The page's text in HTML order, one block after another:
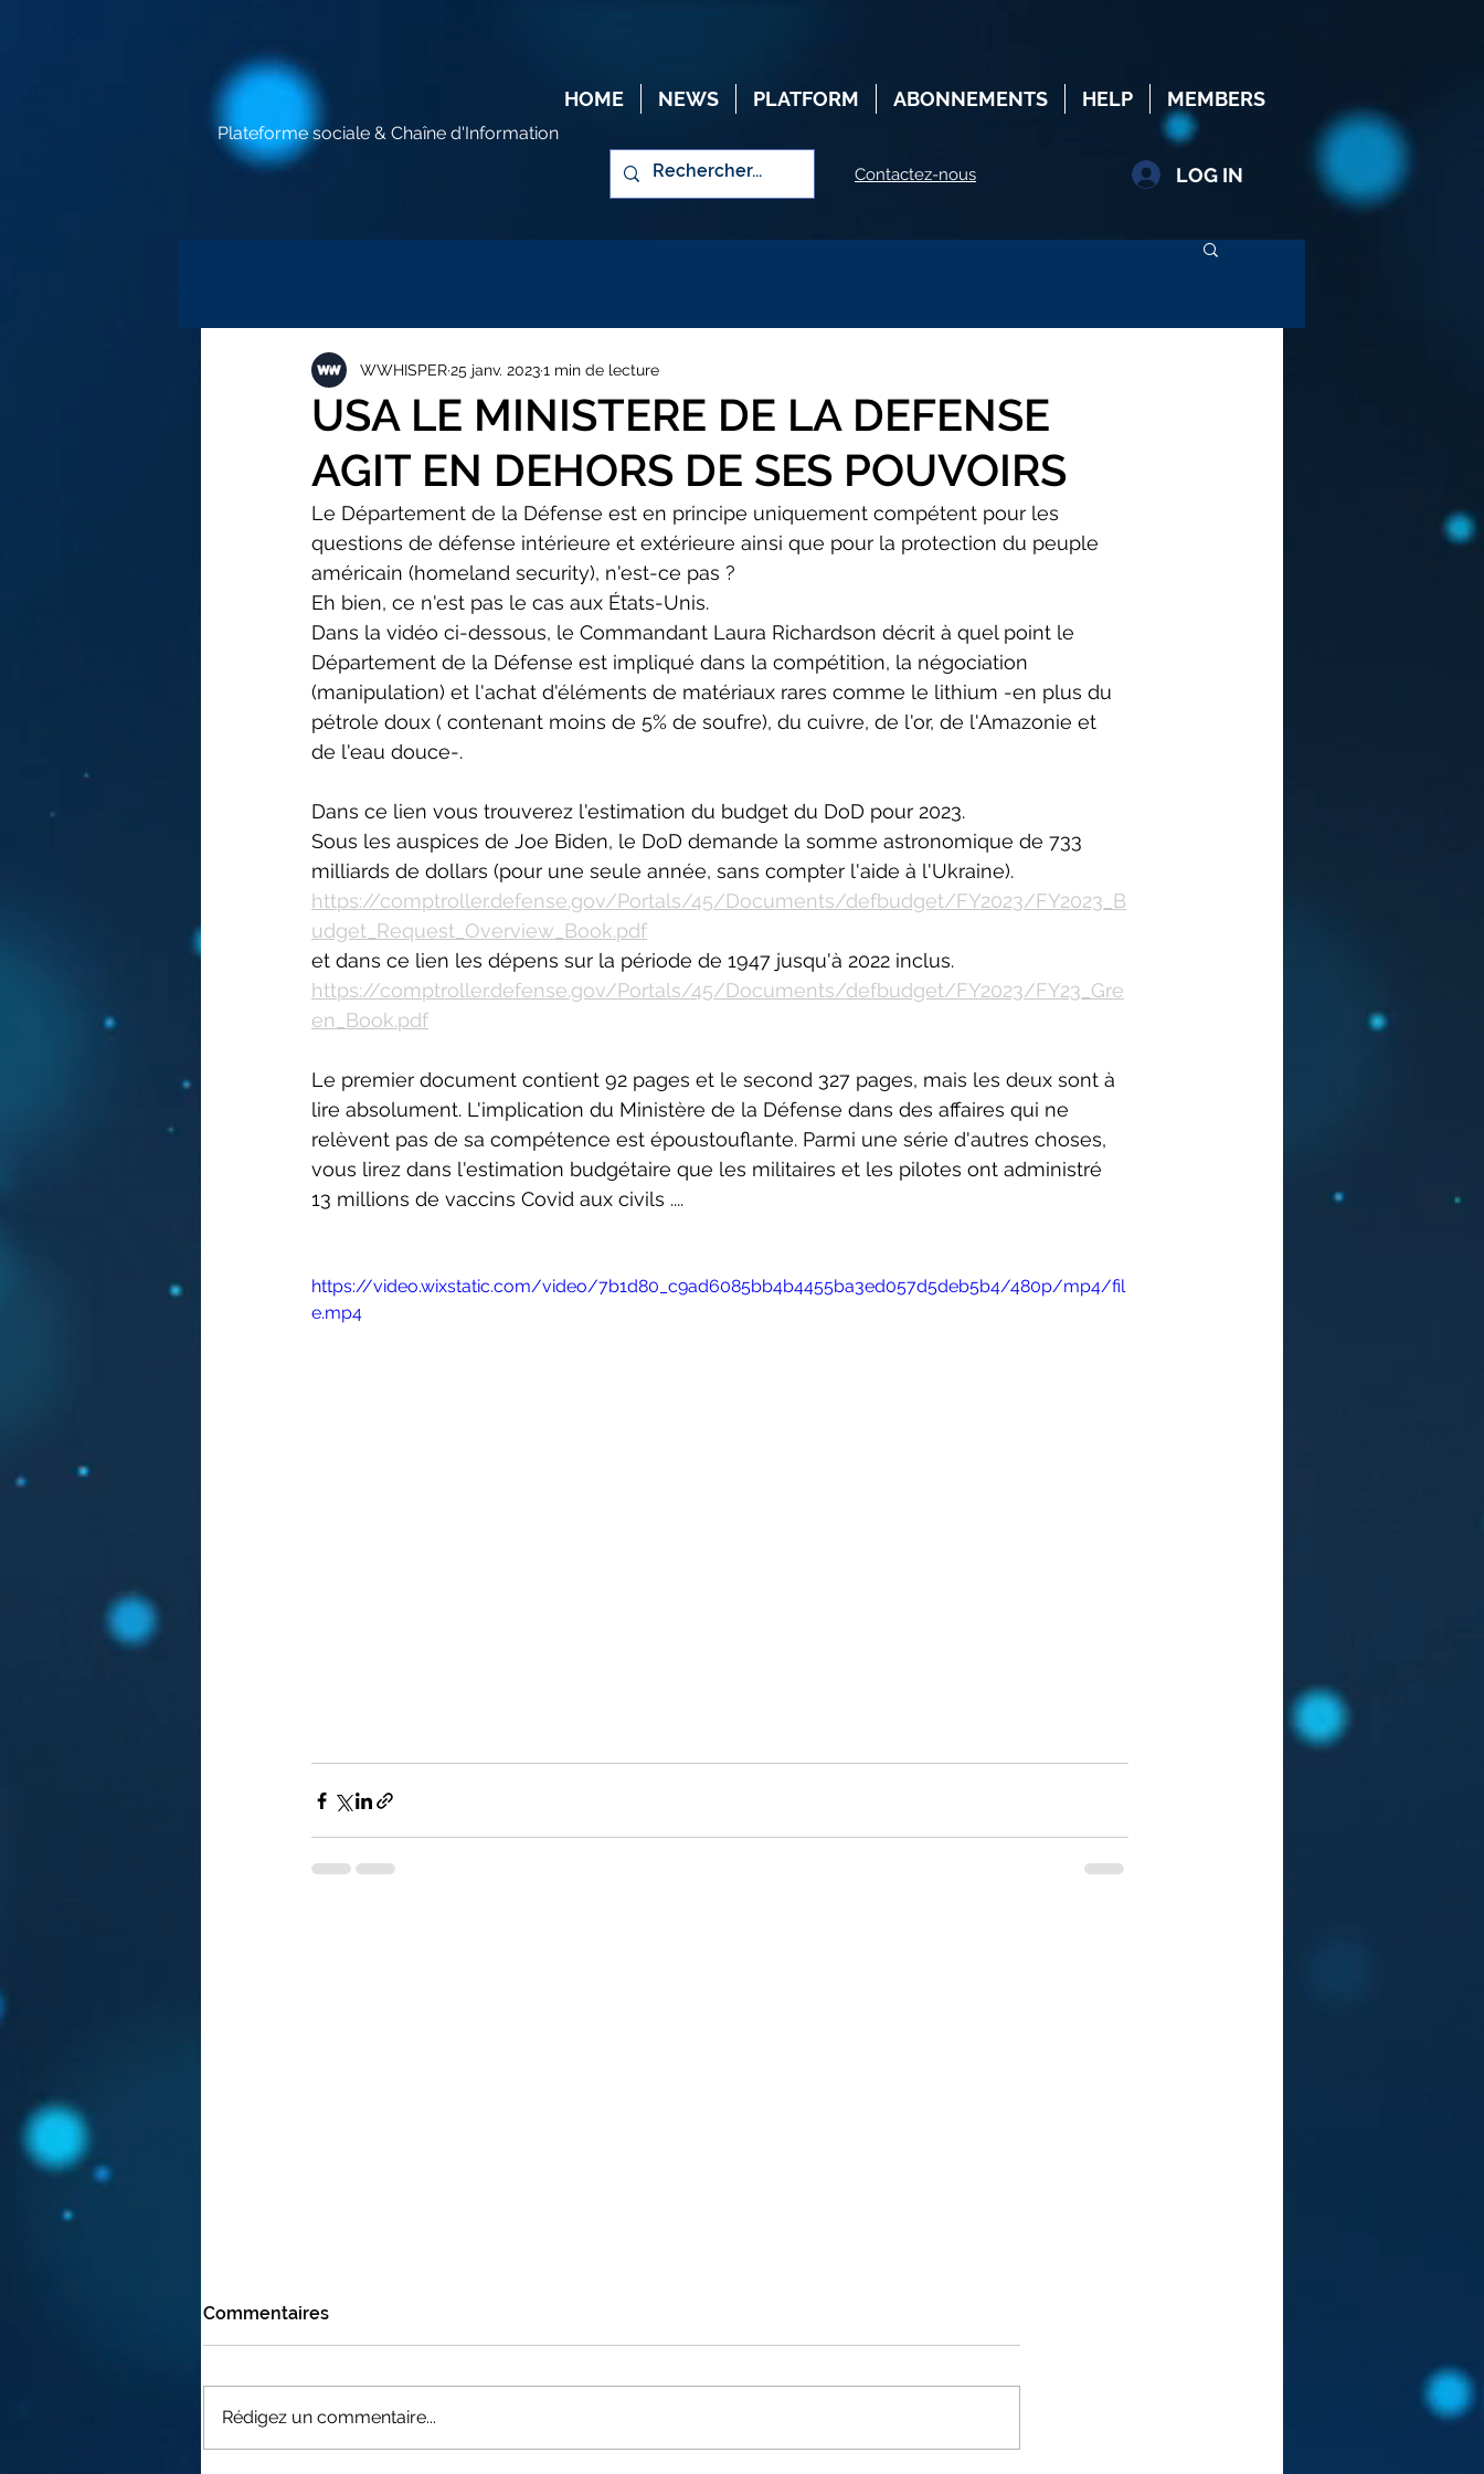
HOME NEWS PLATFORM ABONNEMENTS HELP MEMBERS
Plateforme sociale & Chaîne d'Information
Contactez-nous LOG IN
USA LE MINISTERE DE LA DEFENSE
AGIT EN DEHORS DE SES POUVOIRS
WWHISPER25 janv. 20231 min de lecture
Le Département de la Défense est en principe uniquement compétent pour les
questions de défense intérieure et extérieure ainsi que pour la protection du peuple
américain (homeland security), n'est-ce pas ?
Eh bien, ce n'est pas le cas aux États-Unis.
Dans la vidéo ci-dessous, le Commandant Laura Richardson décrit à quel point le
Département de la Défense est impliqué dans la compétition, la négociation
(manipulation) et l'achat d'éléments de matériaux rares comme le lithium -en plus du
pétrole doux ( contenant moins de 5% de soufre), du cuivre, de l'or, de l'Amazonie et
de l'eau douce-.
Dans ce lien vous trouverez l'estimation du budget du DoD pour 2023.
Sous les auspices de Joe Biden, le DoD demande la somme astronomique de 733
milliards de dollars (pour une seule année, sans compter l'aide à l'Ukraine).
https://comptroller.defense.gov/Portals/45/Documents/defbudget/FY2023/FY2023_B
udget_Request_Overview_Book.pdf
et dans ce lien les dépens sur la période de 1947 jusqu'à 2022 inclus.
https://comptroller.defense.gov/Portals/45/Documents/defbudget/FY2023/FY23_Gre
en_Book.pdf
Le premier document contient 92 pages et le second 327 pages, mais les deux sont à
lire absolument. L'implication du Ministère de la Défense dans des affaires qui ne
relèvent pas de sa compétence est époustouflante. Parmi une série d'autres choses,
vous lirez dans l'estimation budgétaire que les militaires et les pilotes ont administré
13 millions de vaccins Covid aux civils ....
https://video.wixstatic.com/video/7b1d80_c9ad6085bb4b4455ba3ed057d5deb5b4/480p/mp4/fil
e.mp4
Commentaires
Rédigez un commentaire...